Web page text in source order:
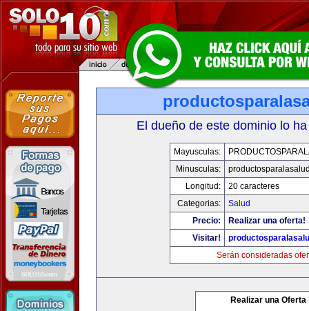
El dueño de este dominio lo
Mayusculas:
Minusculas:
Longitud:
20 caracteres
Categorias:
Salud
Precio:
Realizar una oferta!
Visitar!
Serán consideradas
Realizar una Oferta